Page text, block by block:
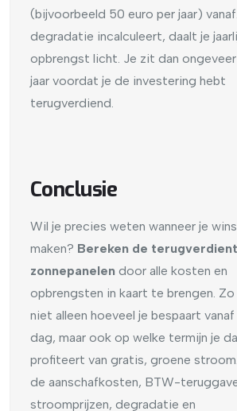
(bijvoorbeeld 50 euro per jaar)
degradatie incalculeert, daalt je
opbrengst licht. Je zit dan
jaar voordat je de investering hebt
terugverdiend.
Conclusie
Wil je precies weten wanneer je
maken? Bereken de
zonnepanelen door alle kosten en
opbrengsten in kaart te brengen.
niet alleen hoeveel je bespaart
dag, maar ook op welke termijn je
profiteert van gratis, groene
de aanschafkosten, BTW-
stroomprijzen, degradatie en